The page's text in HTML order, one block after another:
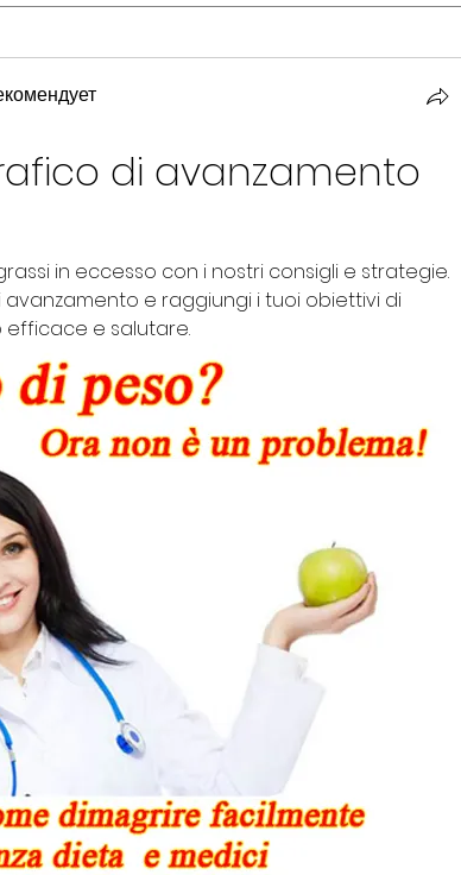
di avanzamento
in eccesso con i nostri consigli e strategie.
avanzamento e raggiungi i tuoi obiettivi di
e salutare.